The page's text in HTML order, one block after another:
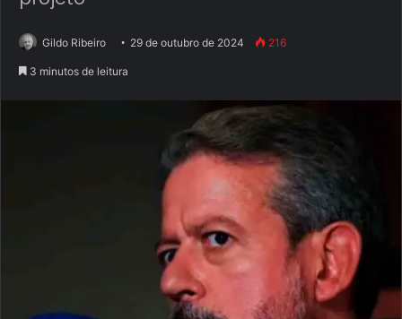
Gildo Ribeiro 29 de outubro de 2024 216
3 minutos de leitura